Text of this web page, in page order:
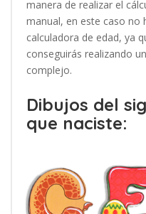
manera de realizar el
manual, en este caso no
calculadora de edad, ya
conseguirás realizando
complejo.
Dibujos del
que naciste: